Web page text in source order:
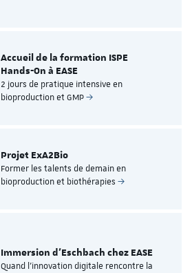
Accueil de la formation ISPE
Hands-On à EASE
2 jours de pratique intensive en
bioproduction et GMP
Projet ExA2Bio
Former les talents de demain en
bioproduction et biothérapies
Immersion d’Eschbach chez EASE
Quand l’innovation digitale rencontre la